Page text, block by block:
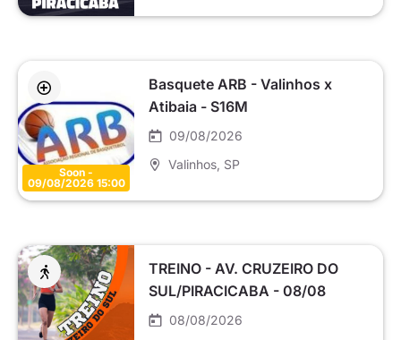
Soon -
09/08/2026 15:00
Basquete ARB - Valinhos x
Atibaia - S16M
09/08/2026
Valinhos , SP
TREINO - AV. CRUZEIRO DO
SUL/PIRACICABA - 08/08
08/08/2026